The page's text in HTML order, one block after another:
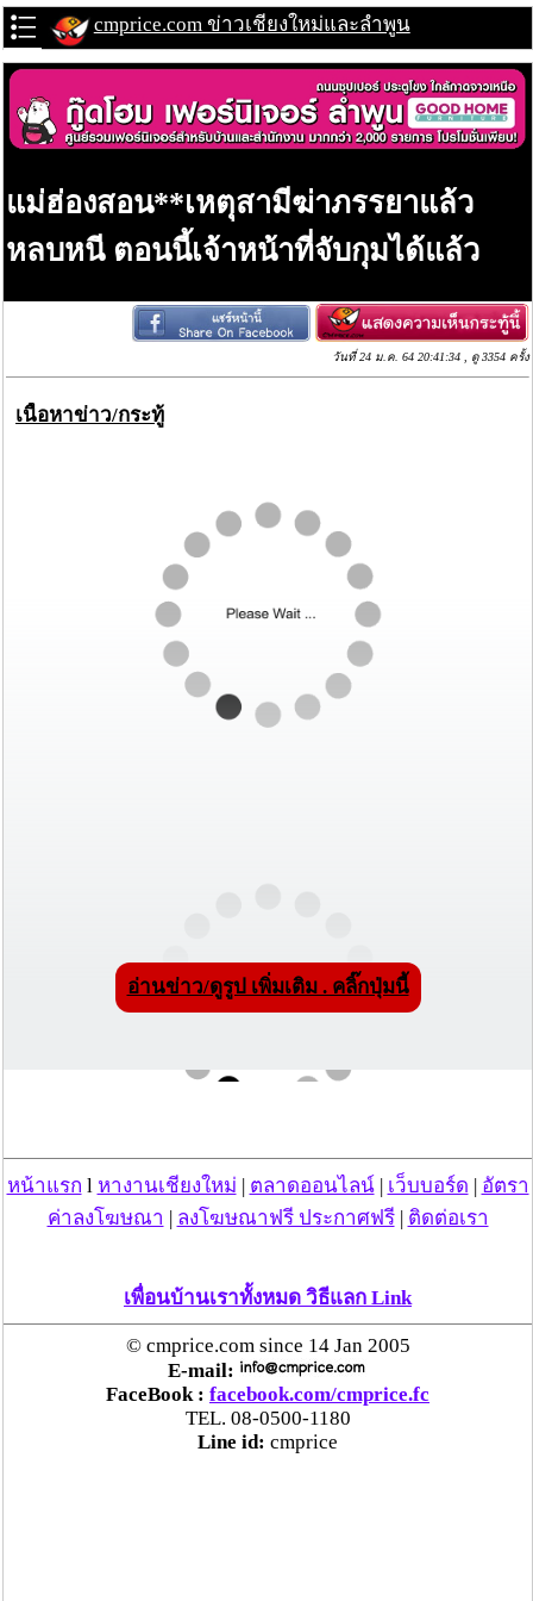
cmprice.com ข่าวเชียงใหม่และลำพูน
แม่ฮ่องสอน**เหตุสามีฆ่าภรรยาแล้ว
หลบหนี ตอนนี้เจ้าหน้าที่จับกุมได้แล้ว
วันที่ 24 ม.ค. 64 20:41:34 , ดู 3354 ครั้ง
เนื้อหาข่าว/กระทู้
เหตุสามีฆ่าภรรยา เหตุเกิด ม.2 ต.แม่คะตวน อ.สบเมย จว.มส.โดยมี
ปี)ได้ทะเลาะมีปากเสียงกับนางออน จำปาทอง (53 ปี) ภรรยา จาก
นั้นนายบุญช่วยฯได้ใช้กำลังทำร้ายและใช้ก้อนหินทุบเข้าบริเวณ
ใบหน้าและศีรษะ เป็นเหตุให้นางออนฯเสียชีวิตในที่เกิดเหตุ จากนั้น
นายบุญช่วยฯได้หลบหนีไปหลบซ่อนตัวในไร่ข้าวโพดใกล้ที่เกิดเหตุ
ขณะนี้ฝ่ายสืบสวน ฝ่ายปกครอง กำลังปิดล้อมค้นหา และให้ ผญบ.,
ญาติ และพระสงฆ์ออกเสียงตามสายและหอกระจายข่าวของหมู่บ้าน
อ่านข่าว/ดูรูป เพิ่มเติม . คลิ๊กปุ่มนี้
หน้าแรก l หางานเชียงใหม่ ตลาดออนไลน์| เว็บบอร์ด
อัตรา
ค่าลงโฆษณา
ลงโฆษณาฟรี ประกาศฟรี| ติดต่อเรา
เพื่อนบ้านเราทั้งหมด วิธีแลก Link
© cmprice.com since 14 Jan 2005
E-mail:
FaceBook : facebook.com/cmprice.fc
TEL. 08-0500-1180
Line id: cmprice